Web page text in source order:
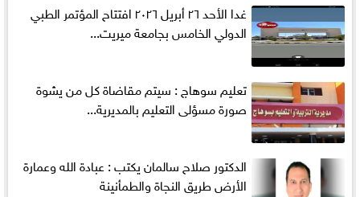
غدا الأحد ٢٦ أبريل ٢٠٢٦ افتتاح المؤتمر الطبي
الدولي الخامس بجامعة ميريت...
تعليم سوهاج : سيتم مقاضاة كل من يشوة
صورة مسؤلى التعليم بالمديرية...
الدكتور صلاح سالمان يكتب : عبادة الله وعمارة
الأرض طريق النجاة والطمأنينة